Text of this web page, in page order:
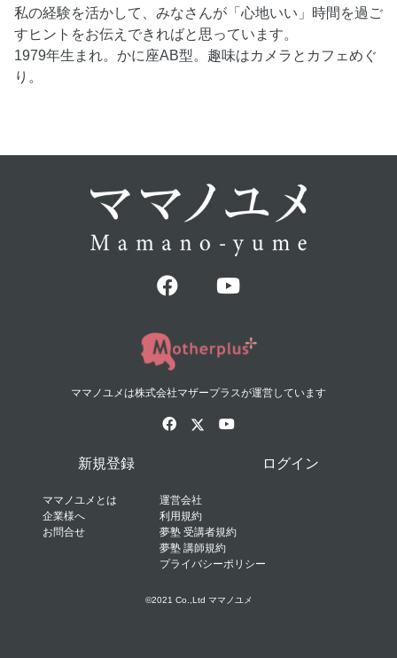
私の経験を活かして、みなさんが「心地いい」時間を過ご
すヒントをお伝えできればと思っています。
1979年生まれ。かに座AB型。趣味はカメラとカフェめぐ
り。
ママノユメは株式会社マザープラスが運営しています
新規登録 ログイン
ママノユメとは
企業様へ
お問合せ
運営会社
利用規約
夢塾 受講者規約
夢塾 講師規約
プライバシーポリシー
©2021 Co.,Ltd ママノユメ